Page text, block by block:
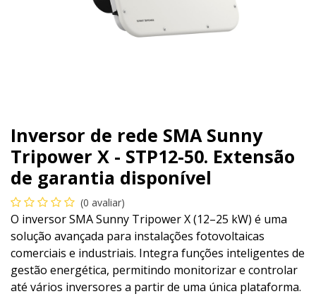
Inversor de rede SMA Sunny
Tripower X - STP12-50. Extensão
de garantia disponível
(0 avaliar)
O inversor SMA Sunny Tripower X (12–25 kW) é uma
solução avançada para instalações fotovoltaicas
comerciais e industriais. Integra funções inteligentes de
gestão energética, permitindo monitorizar e controlar
até vários inversores a partir de uma única plataforma.